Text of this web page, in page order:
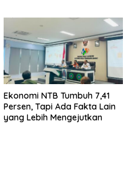
Ekonomi NTB Tumbuh 7,41
Persen, Tapi Ada Fakta Lain
yang Lebih Mengejutkan